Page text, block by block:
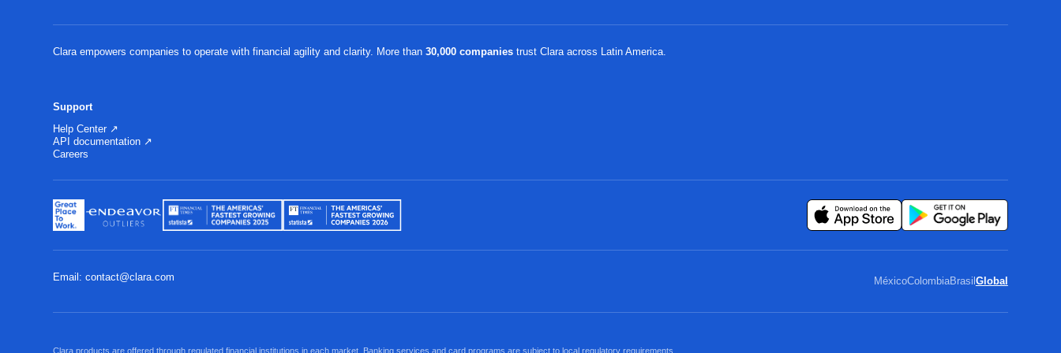
Clara empowers companies to operate with financial agility and clarity. More than30,000 companiestrust Clara across Latin America.
Support
Help Center ↗
API documentation ↗
Careers
Email: contact@clara.com MéxicoColombiaBrasil Global
Clara products are offered through regulated financial institutions in each market. Banking services and card programs are subject to local regulatory requirements.